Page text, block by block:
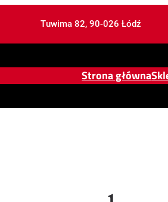
Tuwima 82, 90-026 Łódź
Strona główna